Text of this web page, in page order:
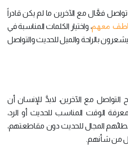
فعَّال مع الآخرين ما لم يكن قادراً
معهم، واختيار الكلمات المناسبة في
بالراحة والميل للحديث والتواصل
التواصل مع الآخرين، لابدَّ للإنسان أن
الوقت المناسب للحديث أو الرد،
المجال للحديث دون مقاطعتهم،
من شأنهم.